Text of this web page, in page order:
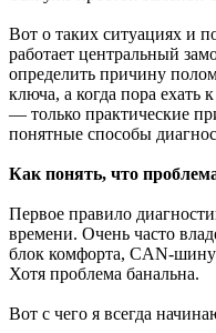
Вот о таких ситуациях и
работает центральный
определить причину
ключа, а когда пора ехать
— только практические
понятные способы
Как понять, что
Первое правило
времени. Очень часто
блок комфорта, CAN-
Хотя проблема банальна.
Вот с чего я всегда